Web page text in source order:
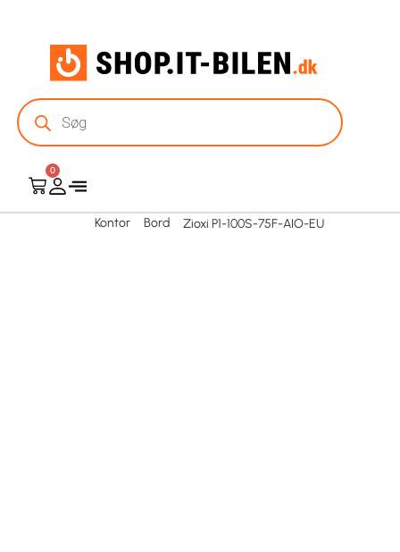
0
Kontor Bord Zioxi P1-100S-75F-AIO-EU